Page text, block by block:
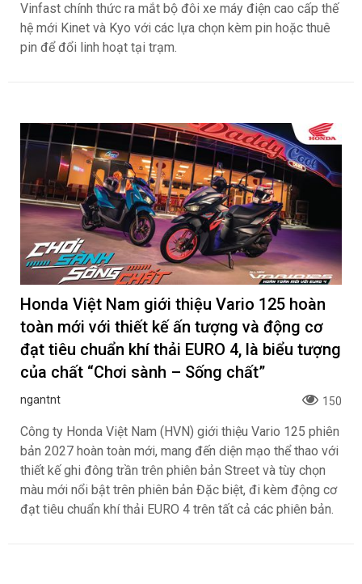
Vinfast chính thức ra mắt bộ đôi xe máy điện cao cấp thế
hệ mới Kinet và Kyo với các lựa chọn kèm pin hoặc thuê
pin để đổi linh hoạt tại trạm.
Honda Việt Nam giới thiệu Vario 125 hoàn
toàn mới với thiết kế ấn tượng và động cơ
đạt tiêu chuẩn khí thải EURO 4, là biểu tượng
của chất “Chơi sành – Sống chất”
ngantnt 150
Công ty Honda Việt Nam (HVN) giới thiệu Vario 125 phiên
bản 2027 hoàn toàn mới, mang đến diện mạo thể thao với
thiết kế ghi đông trần trên phiên bản Street và tùy chọn
màu mới nổi bật trên phiên bản Đặc biệt, đi kèm động cơ
đạt tiêu chuẩn khí thải EURO 4 trên tất cả các phiên bản.